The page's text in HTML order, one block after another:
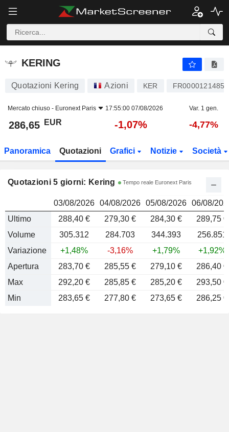
KERING 286,65
KERING
Quotazioni Kering Azioni KER FR0000121485
Mercato chiuso - Euronext Paris 17:55:00 07/08/2026 Var. 1 gen.
286,65 EUR -1,07% -4,77%
Panoramica Quotazioni Grafici Notizie Società
Quotazioni 5 giorni: Kering Tempo reale Euronext Paris
03/08/2026 04/08/2026 05/08/2026 06/08/
Ultimo
288,40 € 279,30 € 284,30 €
289,75 €
Volume
305.312 284.703 344.393
256.851
Variazione
+1,48% -3,16% +1,79%
+1,92%
Apertura
283,70 € 285,55 € 279,10 €
286,40 €
Max
292,20 € 285,85 € 285,20 €
293,50 €
Min
283,65 € 277,80 € 273,65 € 286,25 €